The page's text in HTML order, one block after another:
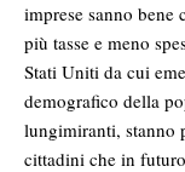
imprese sanno bene
più tasse e meno
Stati Uniti da cui
demografico della
lungimiranti, stanno
cittadini che in